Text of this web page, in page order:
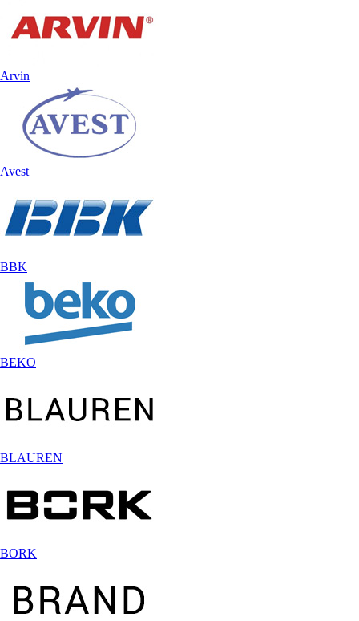
Arvin
Avest
BBK
BEKO
BLAUREN
BORK